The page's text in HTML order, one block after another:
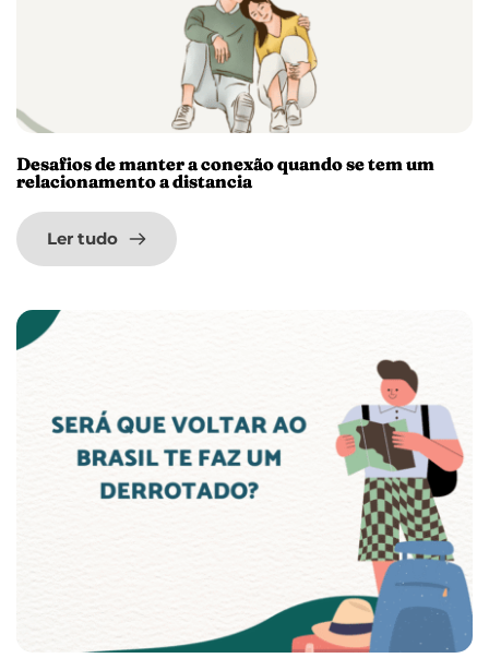
Desafios de manter a conexão quando se tem um
relacionamento a distancia
Ler tudo